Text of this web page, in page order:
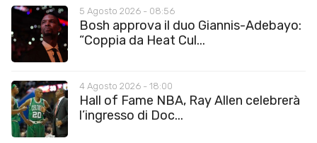
5 Agosto 2026 - 08:56
Bosh approva il duo Giannis-Adebayo:
“Coppia da Heat Cul...
4 Agosto 2026 - 18:00
Hall of Fame NBA, Ray Allen celebrerà
l’ingresso di Doc...